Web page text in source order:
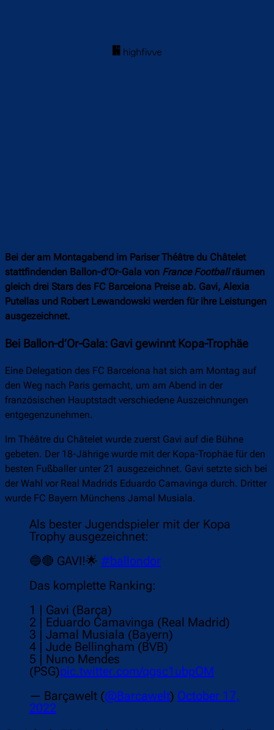
Bei der am Montagabend im Pariser Théâtre du Châtelet
stattfindenden Ballon-d’Or-Gala von France Footballräumen
gleich drei Stars des FC Barcelona Preise ab. Gavi, Alexia
Putellas und Robert Lewandowski werden für ihre Leistungen
ausgezeichnet.
Bei Ballon-d’Or-Gala: Gavi gewinnt Kopa-Trophäe
Eine Delegation des FC Barcelona hat sich am Montag auf
den Weg nach Paris gemacht, um am Abend in der
französischen Hauptstadt verschiedene Auszeichnungen
entgegenzunehmen.
Im Théâtre du Châtelet wurde zuerst Gavi auf die Bühne
gebeten. Der 18-Jährige wurde mit der Kopa-Trophäe für den
besten Fußballer unter 21 ausgezeichnet. Gavi setzte sich bei
der Wahl vor Real Madrids Eduardo Camavinga durch. Dritter
wurde FC Bayern Münchens Jamal Musiala.
Als bester Jugendspieler mit der Kopa
Trophy ausgezeichnet:
🔵🔴 GAVI!🌟 #ballondor
Das komplette Ranking:
1 | Gavi (Barça)
2 | Eduardo Camavinga (Real Madrid)
3 | Jamal Musiala (Bayern)
4 | Jude Bellingham (BVB)
5 | Nuno Mendes
(PSG)pic.twitter.com/qgsc1ubpOM
— Barçawelt (@Barcawelt) October 17,
2022